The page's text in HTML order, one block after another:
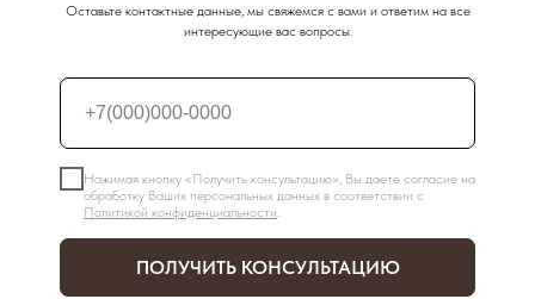
Оставьте контактные данные, мы свяжемся с вами и ответим на все
интересующие вас вопросы.
Нажимая кнопку «Получить консультацию», Вы даете согласие на
обработку Ваших персональных данных в соответствии с
Политикой конфиденциальности
ПОЛУЧИТЬ КОНСУЛЬТАЦИЮ